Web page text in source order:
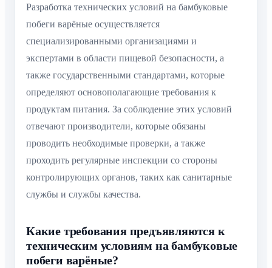
Разработка технических условий на бамбуковые
побеги варёные осуществляется
специализированными организациями и
экспертами в области пищевой безопасности, а
также государственными стандартами, которые
определяют основополагающие требования к
продуктам питания. За соблюдение этих условий
отвечают производители, которые обязаны
проводить необходимые проверки, а также
проходить регулярные инспекции со стороны
контролирующих органов, таких как санитарные
службы и службы качества.
Какие требования предъявляются к
техническим условиям на бамбуковые
побеги варёные?